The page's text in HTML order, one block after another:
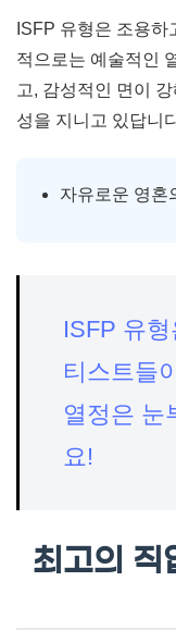
ISFP 유형은 조용
적으로는 예술적인
고, 감성적인 면이
성을 지니고 있답니
자유로운 영혼
ISFP 유
티스트들
열정은 눈
요!
최고의 직